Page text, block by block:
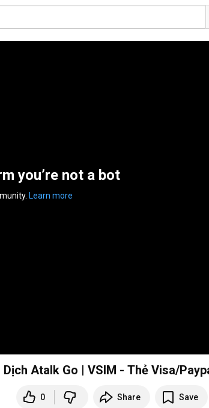
you’re not a bot
Learn more
Atalk Go | VSIM - Thẻ Visa/
0 Share Save